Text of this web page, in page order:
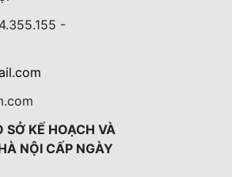
-
KẾ HOẠCH VÀ
NỘI CẤP NGÀY